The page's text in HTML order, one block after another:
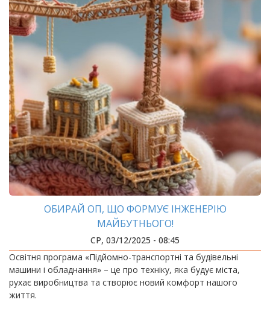
ОБИРАЙ ОП, ЩО ФОРМУЄ ІНЖЕНЕРІЮ
МАЙБУТНЬОГО!
СР, 03/12/2025 - 08:45
Освітня програма «Підйомно-транспортні та будівельні
машини і обладнання» – це про техніку, яка будує міста,
рухає виробництва та створює новий комфорт нашого
життя.